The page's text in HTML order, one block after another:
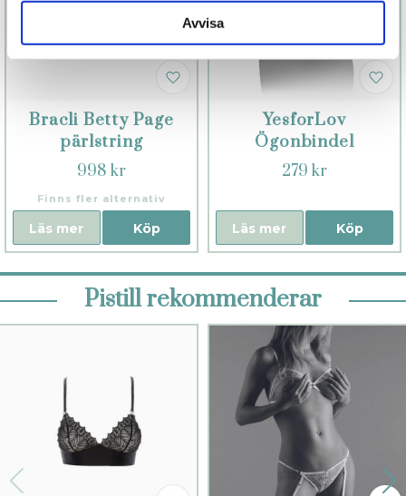
Avvisa
Bracli Betty Page
pärlstring
998 kr
Finns fler alternativ
Köp
Läs mer
YesforLov
Ögonbindel
279 kr
Köp
Läs mer
Pistill rekommenderar